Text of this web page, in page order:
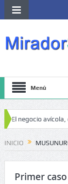
Menú
El negocio avícola, el
INICIO
Primer